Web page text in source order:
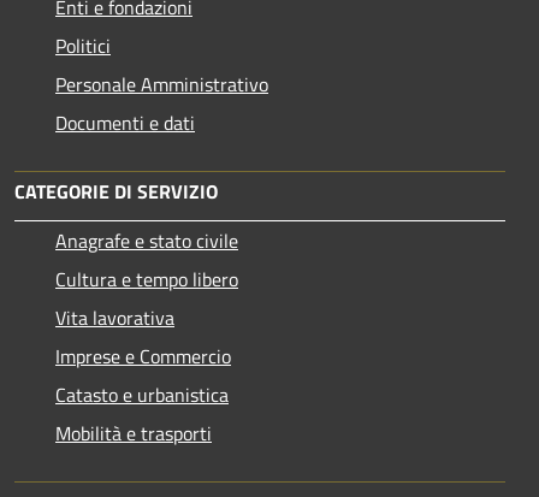
Enti e fondazioni
Politici
Personale Amministrativo
Documenti e dati
CATEGORIE DI SERVIZIO
Anagrafe e stato civile
Cultura e tempo libero
Vita lavorativa
Imprese e Commercio
Catasto e urbanistica
Mobilità e trasporti